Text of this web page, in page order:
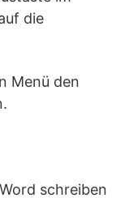
die
Menü den
schreiben